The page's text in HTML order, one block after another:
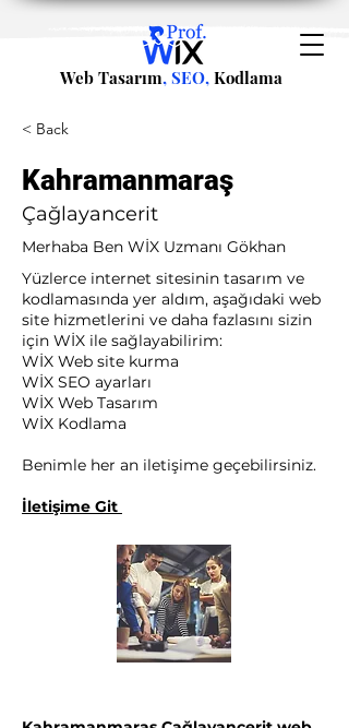
Web Tasarım, SEO, Kodlama
< Back
Kahramanmaraş
Çağlayancerit
Merhaba Ben WİX Uzmanı Gökhan
Yüzlerce internet sitesinin tasarım ve
kodlamasında yer aldım, aşağıdaki web
site hizmetlerini ve daha fazlasını sizin
için WİX ile sağlayabilirim:​ ​
WİX Web site kurma
WİX SEO ayarları
WİX Web Tasarım
WİX Kodlama ​
Benimle her an iletişime geçebilirsiniz.
İletişime Git